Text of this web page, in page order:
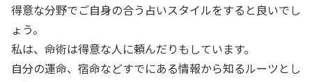
得意な分野でご自身の合う占いスタイルをすると良いでし
ょう。
私は、命術は得意な人に頼んだりもしています。
自分の運命、宿命などすでにある情報から知るルーツとし